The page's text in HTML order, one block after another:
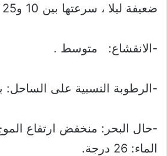
ضعيفة ليلا ، سرعتها بين 10 و25 كم/س.
-الانقشاع: متوسط .
-الرطوبة النسبية على الساحل: بين 60 و
-حال البحر: منخفض ارتفاع
الماء: 26 درجة.